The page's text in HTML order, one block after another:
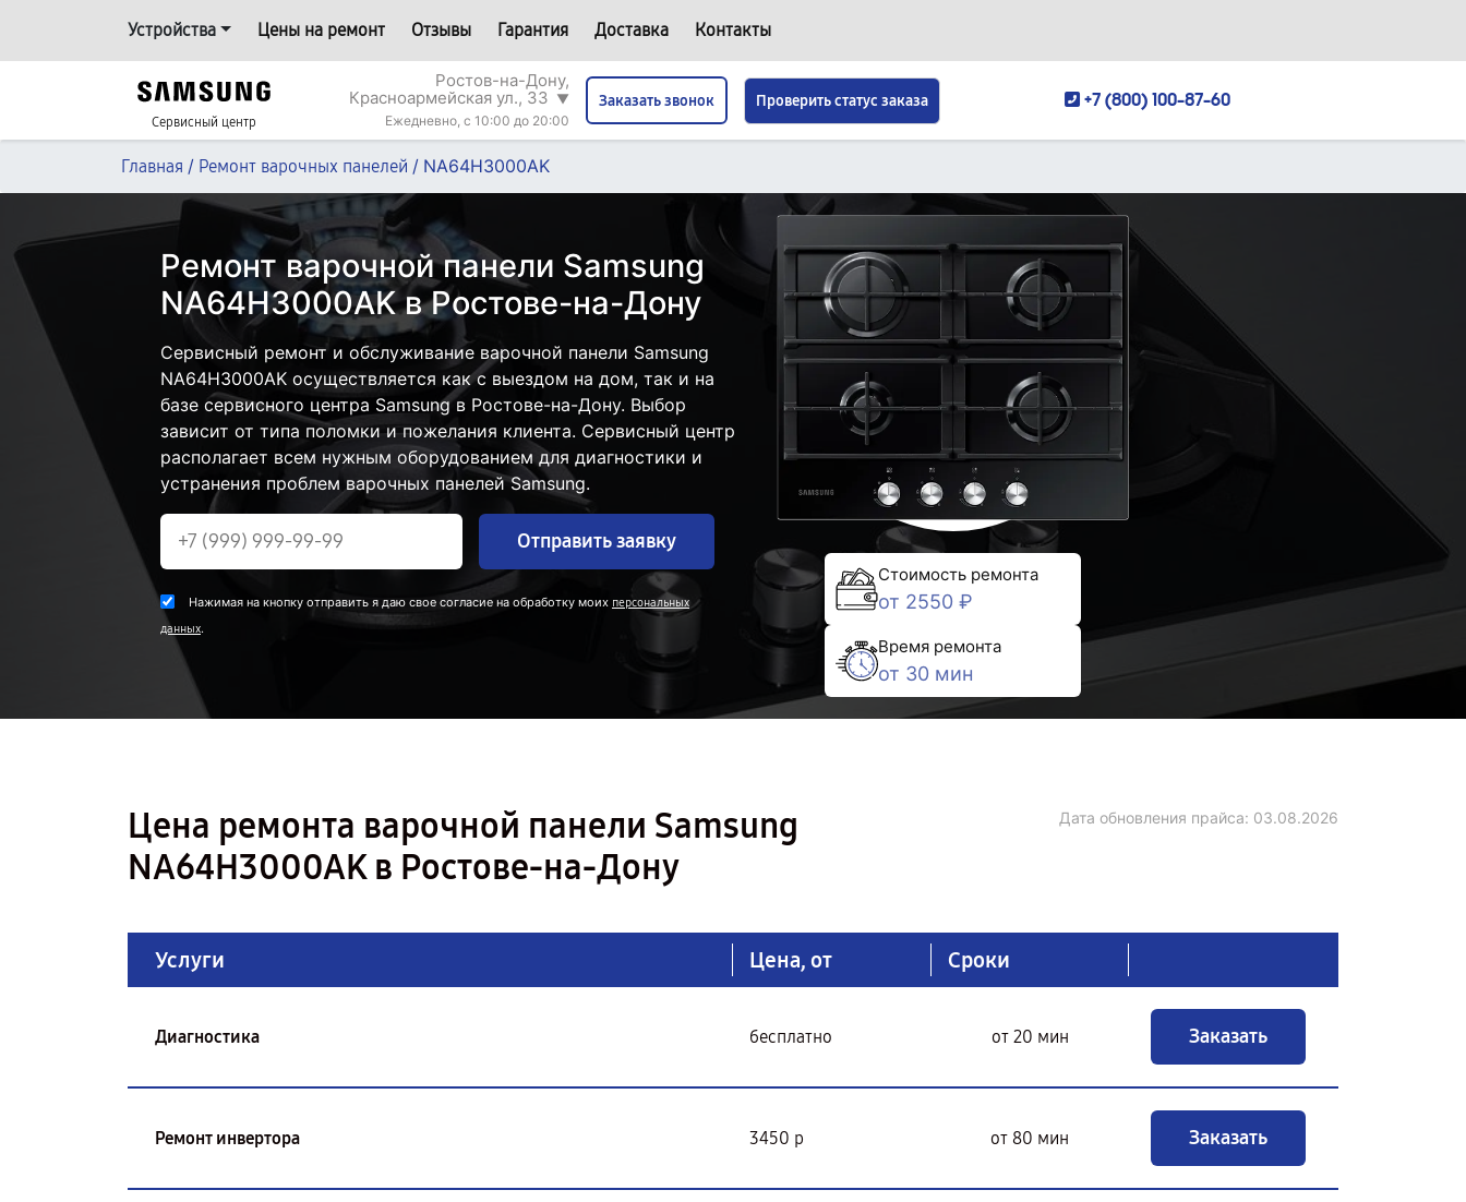
Устройства Цены на ремонт Отзывы Гарантия Доставка Контакты
Сервисный центр
Ростов-на-Дону,
Красноармейская ул., 33 ▼
Ежедневно, с 10:00 до 20:00
Заказать звонок Проверить статус заказа +7 (800) 100-87-60
Главная / Ремонт варочных панелей / NA64H3000AK
Ремонт варочной панели Samsung
NA64H3000AK в Ростове-на-Дону
Сервисный ремонт и обслуживание варочной панели Samsung
NA64H3000AK осуществляется как с выездом на дом, так и на
базе сервисного центра Samsung в Ростове-на-Дону. Выбор
зависит от типа поломки и пожелания клиента. Сервисный центр
располагает всем нужным оборудованием для диагностики и
устранения проблем варочных панелей Samsung.
Отправить заявку
Нажимая на кнопку отправить я даю свое согласие на обработку моих персональных
данных.
Стоимость ремонта
от 2550 ₽
Время ремонта
от 30 мин
Цена ремонта варочной панели Samsung
NA64H3000AK в Ростове-на-Дону
Дата обновления прайса: 03.08.2026
Услуги Цена, от Сроки
Диагностика бесплатно от 20 мин Заказать
Ремонт инвертора 3450 р от 80 мин Заказать